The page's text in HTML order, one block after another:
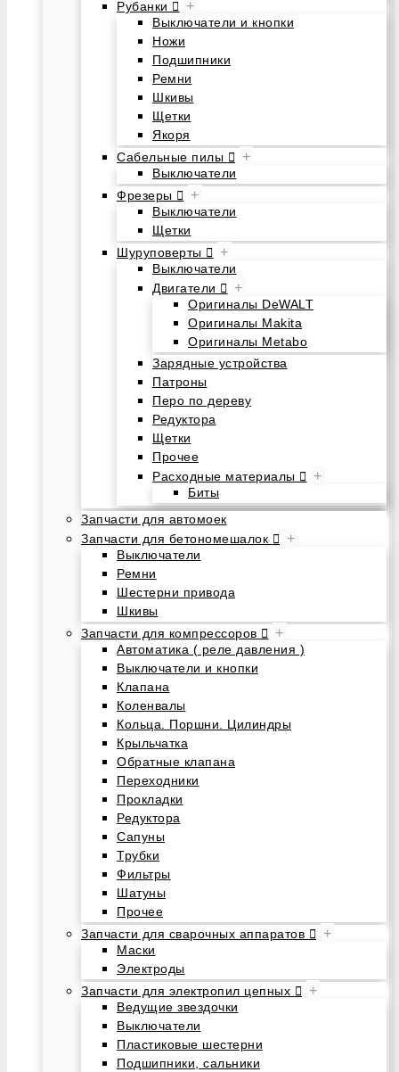
Рубанки +
Выключатели и кнопки
Ножи
Подшипники
Ремни
Шкивы
Щетки
Якоря
Сабельные пилы
+
Выключатели
Фрезеры
+
Выключатели
Щетки
Шуруповерты
+
Выключатели
Двигатели
+
Оригиналы DeWALT
Оригиналы Makita
Оригиналы Metabo
Зарядные устройства
Патроны
Перо по дереву
Редуктора
Щетки
Прочее
Расходные материалы
+
Биты
Запчасти для автомоек
Запчасти для бетономешалок
+
Выключатели
Ремни
Шестерни привода
Шкивы
Запчасти для компрессоров
+
Автоматика ( реле давления )
Выключатели и кнопки
Клапана
Коленвалы
Кольца. Поршни. Цилиндры
Крыльчатка
Обратные клапана
Переходники
Прокладки
Редуктора
Сапуны
Трубки
Фильтры
Шатуны
Прочее
Запчасти для сварочных аппаратов
+
Маски
Электроды
Запчасти для электропил цепных
+
Ведущие звездочки
Выключатели
Пластиковые шестерни
Подшипники, сальники